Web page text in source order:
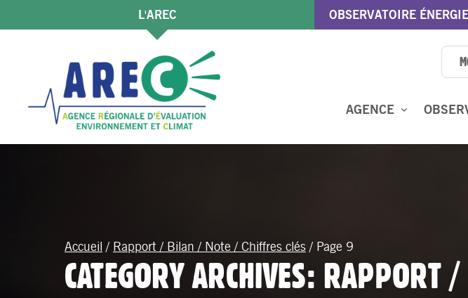
L'AREC OBSERVATOIRE
AGENCE
Accueil / Rapport / Bilan / Note / Chiffres clés / Page 9
CATEGORY ARCHIVES: RAPPORT